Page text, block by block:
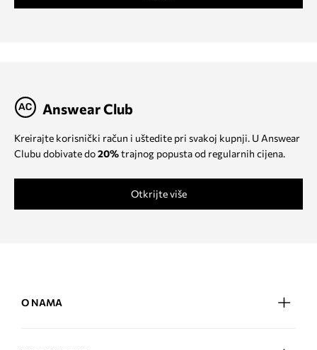
Answear Club
Kreirajte korisnički račun i uštedite pri svakoj kupnji. U Answear
Clubu dobivate do20%trajnog popusta od regularnih cijena.
Otkrijte više
O NAMA